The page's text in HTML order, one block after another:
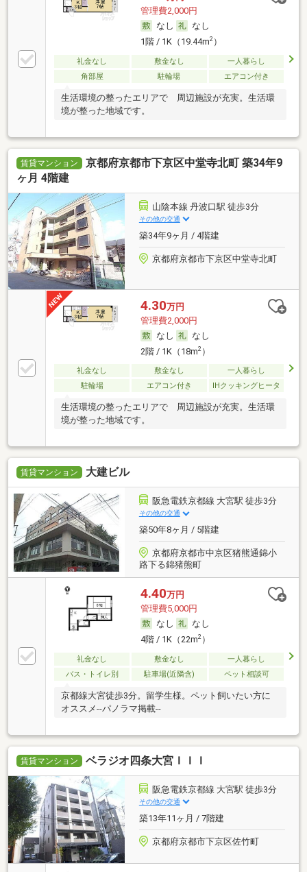
管理費2,000円
なし
なし
1階 / 1K（19.44m2）
礼金なし 敷金なし
一人暮らし
角部屋
駐輪場 エアコン付き
生活環境の整ったエリアで 周辺施設が充実。生活環
境が整った地域です。
賃貸マンション
京都府京都市下京区中堂寺北町 築34年9
ヶ月 4階建
山陰本線 丹波口駅 徒歩3分
その他の交通
築34年9ヶ月 / 4階建
京都府京都市下京区中堂寺北町
4.30万円
管理費2,000円
なし
なし
2階 / 1K（18m2）
礼金なし 敷金なし
一人暮らし
駐輪場
エアコン付き IHクッキングヒータ
生活環境の整ったエリアで 周辺施設が充実。生活環
境が整った地域です。
賃貸マンション 大建ビル
阪急電鉄京都線 大宮駅 徒歩3分
その他の交通
築50年8ヶ月 / 5階建
京都府京都市中京区猪熊通錦小
路下る錦猪熊町
4.40万円
管理費5,000円
なし
なし
4階 / 1K（22m2）
礼金なし 敷金なし
一人暮らし
バス・トイレ別
駐車場(近隣含) ペット相談可
京都線大宮徒歩3分。留学生様。ペット飼いたい方に
オススメ--パノラマ掲載--
賃貸マンション ベラジオ四条大宮ＩＩＩ
阪急電鉄京都線 大宮駅 徒歩3分
その他の交通
築13年11ヶ月 / 7階建
京都府京都市下京区佐竹町